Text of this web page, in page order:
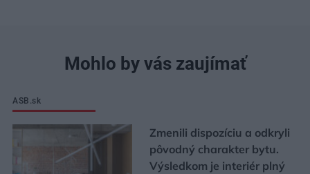
Mohlo by vás zaujímať
ASB.sk
Zmenili dispozíciu a odkryli
pôvodný charakter bytu.
Výsledkom je interiér plný